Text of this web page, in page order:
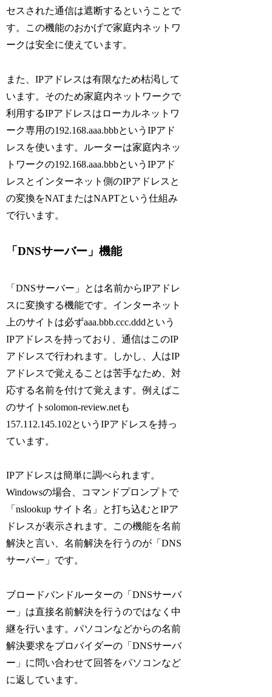
セスされた通信は遮断するということで
す。この機能のおかげで家庭内ネットワ
ークは安全に使えています。
また、IPアドレスは有限なため枯渇して
います。そのため家庭内ネットワークで
利用するIPアドレスはローカルネットワ
ーク専用の192.168.aaa.bbbというIPアド
レスを使います。ルーターは家庭内ネッ
トワークの192.168.aaa.bbbというIPアド
レスとインターネット側のIPアドレスと
の変換をNATまたはNAPTという仕組み
で行います。
「DNSサーバー」機能
「DNSサーバー」とは名前からIPアドレ
スに変換する機能です。インターネット
上のサイトは必ずaaa.bbb.ccc.dddという
IPアドレスを持っており、通信はこのIP
アドレスで行われます。しかし、人はIP
アドレスで覚えることは苦手なため、対
応する名前を付けて覚えます。例えばこ
のサイトsolomon-review.netも
157.112.145.102というIPアドレスを持っ
ています。
IPアドレスは簡単に調べられます。
Windowsの場合、コマンドプロンプトで
「nslookup サイト名」と打ち込むとIPア
ドレスが表示されます。この機能を名前
解決と言い、名前解決を行うのが「DNS
サーバー」です。
ブロードバンドルーターの「DNSサーバ
ー」は直接名前解決を行うのではなく中
継を行います。パソコンなどからの名前
解決要求をプロバイダーの「DNSサーバ
ー」に問い合わせて回答をパソコンなど
に返しています。